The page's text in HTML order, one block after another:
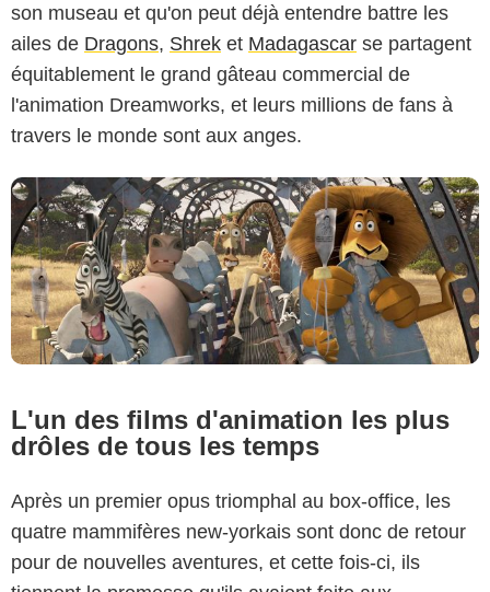
son museau et qu'on peut déjà entendre battre les
ailes de Dragons, Shrek et Madagascar se partagent
équitablement le grand gâteau commercial de
l'animation Dreamworks, et leurs millions de fans à
travers le monde sont aux anges.
L'un des films d'animation les plus
drôles de tous les temps
Après un premier opus triomphal au box-office, les
quatre mammifères new-yorkais sont donc de retour
pour de nouvelles aventures, et cette fois-ci, ils